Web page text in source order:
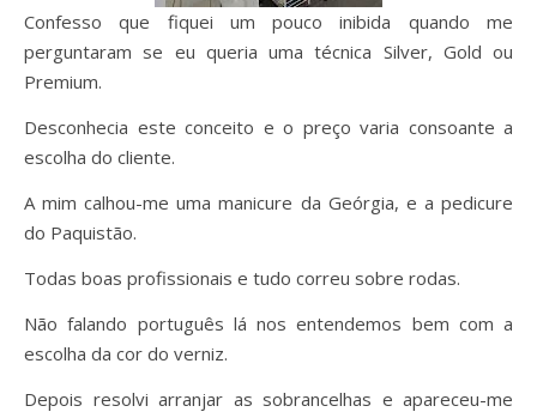
Confesso que fiquei um pouco inibida quando me
perguntaram se eu queria uma técnica Silver, Gold ou
Premium.
Desconhecia este conceito e o preço varia consoante a
escolha do cliente.
A mim calhou-me uma manicure da Geórgia, e a pedicure
do Paquistão.
Todas boas profissionais e tudo correu sobre rodas.
Não falando português lá nos entendemos bem com a
escolha da cor do verniz.
Depois resolvi arranjar as sobrancelhas e apareceu-me